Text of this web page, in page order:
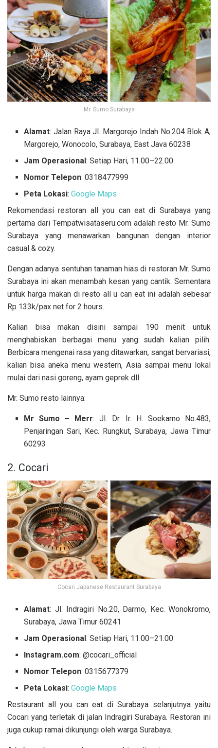
Mr. Sumo Surabaya
Alamat: Jalan Raya Jl. Margorejo Indah No.204 Blok A,
Margorejo, Wonocolo, Surabaya, East Java 60238
Jam Operasional: Setiap Hari, 11.00–22.00
Nomor Telepon: 0318477999
Peta Lokasi:Google Maps
Rekomendasi restoran all you can eat di Surabaya yang
pertama dari Tempatwisataseru.com adalah resto Mr. Sumo
Surabaya yang menawarkan bangunan dengan interior
casual & cozy.
Dengan adanya sentuhan tanaman hias di restoran Mr. Sumo
Surabaya ini akan menambah kesan yang cantik. Sementara
untuk harga makan di resto all u can eat ini adalah sebesar
Rp 133k/pax net for 2 hours.
Kalian bisa makan disini sampai 190 menit untuk
menghabiskan berbagai menu yang sudah kalian pilih.
Berbicara mengenai rasa yang ditawarkan, sangat bervariasi,
kalian bisa aneka menu western, Asia sampai menu lokal
mulai dari nasi goreng, ayam geprek dll
Mr. Sumo resto lainnya:
Mr Sumo – Merr: Jl. Dr. Ir. H. Soekarno No.483,
Penjaringan Sari, Kec. Rungkut, Surabaya, Jawa Timur
60293
2. Cocari
Cocari Japanese Restaurant Surabaya
Alamat: Jl. Indragiri No.20, Darmo, Kec. Wonokromo,
Surabaya, Jawa Timur 60241
Jam Operasional: Setiap Hari, 11.00–21.00
Instagram.com: @cocari_official
Nomor Telepon: 0315677379
Peta Lokasi:Google Maps
Restaurant all you can eat di Surabaya selanjutnya yaitu
Cocari yang terletak di jalan Indragiri Surabaya. Restoran ini
juga cukup ramai dikunjungi oleh warga Surabaya.